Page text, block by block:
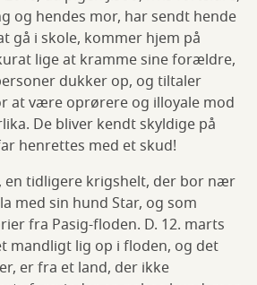
og hendes mor, har sendt hende
gå i skole, kommer hjem på
lige at kramme sine forældre,
dukker op, og tiltaler
at være oprørere og illoyale mod
De bliver kendt skyldige på
henrettes med et skud!
en tidligere krigshelt, der bor nær
med sin hund Star, og som
fra Pasig-floden. D. 12. marts
mandligt lig op i floden, og det
er fra et land, der ikke